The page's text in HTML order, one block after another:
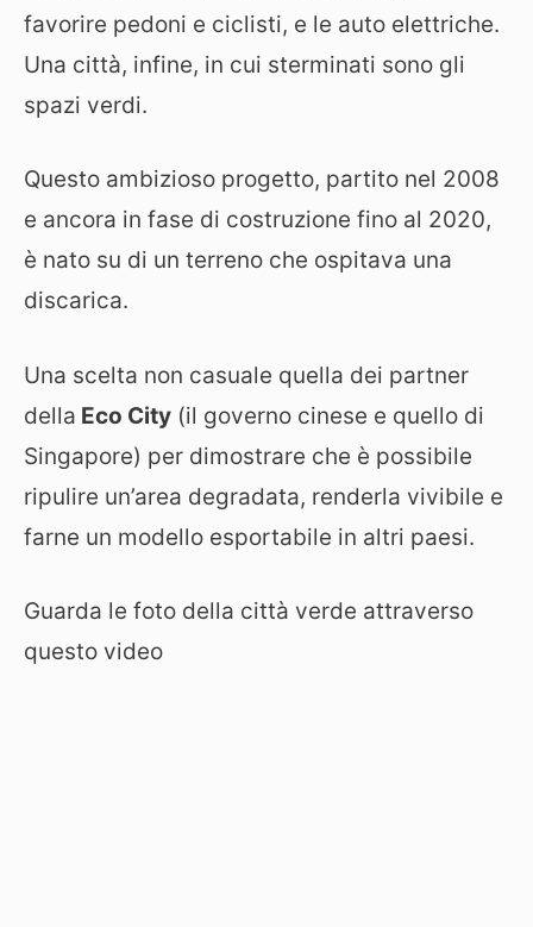
favorire pedoni e ciclisti, e le auto elettriche.
Una città, infine, in cui sterminati sono gli
spazi verdi.
Questo ambizioso progetto, partito nel 2008
e ancora in fase di costruzione fino al 2020,
è nato su di un terreno che ospitava una
discarica.
Una scelta non casuale quella dei partner
della Eco City (il governo cinese e quello di
Singapore) per dimostrare che è possibile
ripulire un’area degradata, renderla vivibile e
farne un modello esportabile in altri paesi.
Guarda le foto della città verde attraverso
questo video